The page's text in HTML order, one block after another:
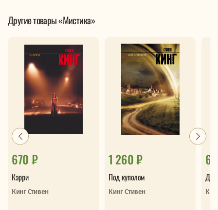
Другие товары «Мистика»
670 ₽
Кэрри
Кинг Стивен
1 260 ₽
Под куполом
Кинг Стивен